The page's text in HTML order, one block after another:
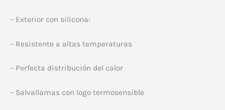
– Exterior con silicona:
– Resistente a altas temperaturas
– Perfecta distribución del calor
– Salvallamas con logo termosensible